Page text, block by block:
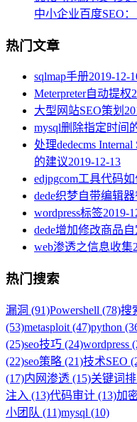
中小企业百度SEO
热门文章
sqlmap手册2019-12-
Meterpreter自动提权
大型网站SEO策划
mysql删除指定时间
处理dedecms
的建议2019-12-13
edjpgcom工具代码
dede织梦自带编辑
wordpress标签2019-
dede增加修改商品
web渗透之信息收集
热门搜索
漏洞 (91)Powershell (78)搜
(53)metasploit (47)python
(25)seo技巧 (24)wordpress
(22)seo策略 (21)技术SEO
(17)内网渗透 (15)关键词
注入 (13)代码审计 (13)加
小团队 (11)mysql (10)